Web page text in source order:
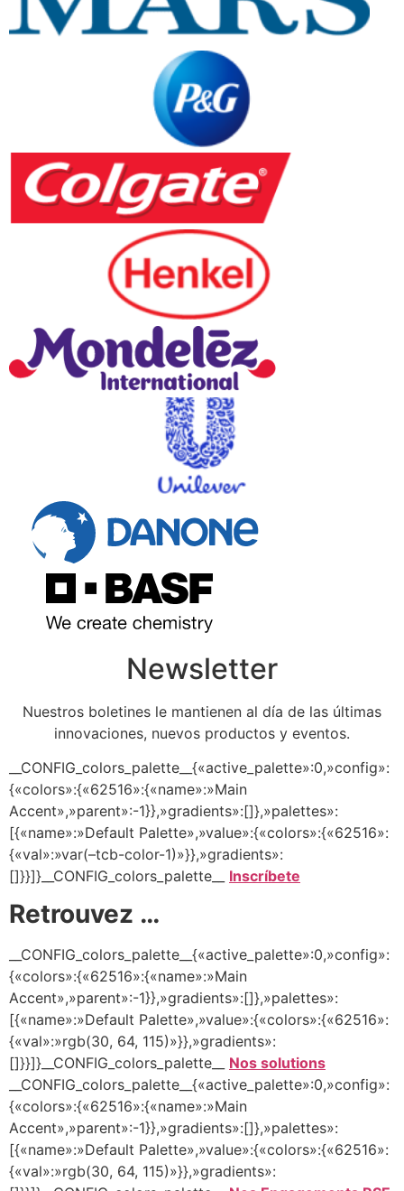
Newsletter
Nuestros boletines le mantienen al día de las últimas
innovaciones, nuevos productos y eventos.
__CONFIG_colors_palette__{«active_palette»:0,»config»:
{«colors»:{«62516»:{«name»:»Main
Accent»,»parent»:-1}},»gradients»:[]},»palettes»:
[{«name»:»Default Palette»,»value»:{«colors»:{«62516»:
{«val»:»var(–tcb-color-1)»}},»gradients»:
[]}}]}__CONFIG_colors_palette__ Inscríbete
Retrouvez …
__CONFIG_colors_palette__{«active_palette»:0,»config»:
{«colors»:{«62516»:{«name»:»Main
Accent»,»parent»:-1}},»gradients»:[]},»palettes»:
[{«name»:»Default Palette»,»value»:{«colors»:{«62516»:
{«val»:»rgb(30, 64, 115)»}},»gradients»:
[]}}]}__CONFIG_colors_palette__ Nos solutions
__CONFIG_colors_palette__{«active_palette»:0,»config»:
{«colors»:{«62516»:{«name»:»Main
Accent»,»parent»:-1}},»gradients»:[]},»palettes»:
[{«name»:»Default Palette»,»value»:{«colors»:{«62516»:
{«val»:»rgb(30, 64, 115)»}},»gradients»: